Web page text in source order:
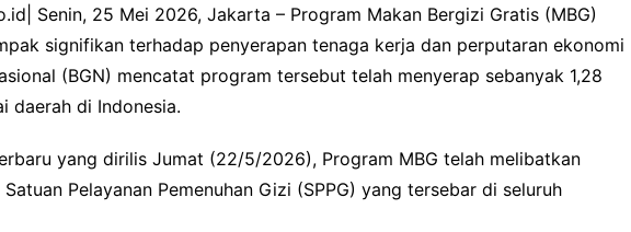
Senin, 25 Mei 2026, Jakarta – Program Makan Bergizi Gratis (MBG)
signifikan terhadap penyerapan tenaga kerja dan perputaran ekonomi
(BGN) mencatat program tersebut telah menyerap sebanyak 1,28
daerah di Indonesia.
yang dirilis Jumat (22/5/2026), Program MBG telah melibatkan
Pelayanan Pemenuhan Gizi (SPPG) yang tersebar di seluruh